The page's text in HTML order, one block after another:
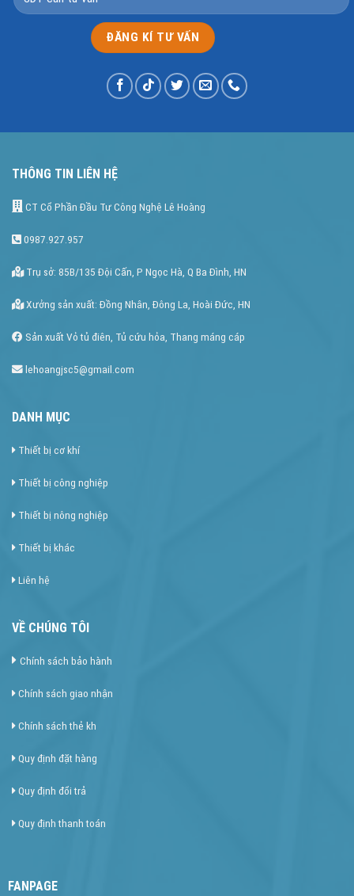
THÔNG TIN LIÊN HỆ
CT Cổ Phần Đầu Tư Công Nghệ Lê Hoàng
0987.927.957
Trụ sở: 85B/135 Đội Cấn, P Ngọc Hà, Q Ba Đình, HN
Xưởng sản xuất: Đồng Nhân, Đông La, Hoài Đức, HN
Sản xuất Vỏ tủ điên, Tủ cứu hỏa, Thang máng cáp
lehoangjsc5@gmail.com
DANH MỤC
Thiết bị cơ khí
Thiết bị công nghiệp
Thiết bị nông nghiệp
Thiết bị khác
Liên hệ
VỀ CHÚNG TÔI
Chính sách bảo hành
Chính sách giao nhận
Chính sách thẻ kh
Quy định đặt hàng
Quy định đổi trả
Quy định thanh toán
FANPAGE